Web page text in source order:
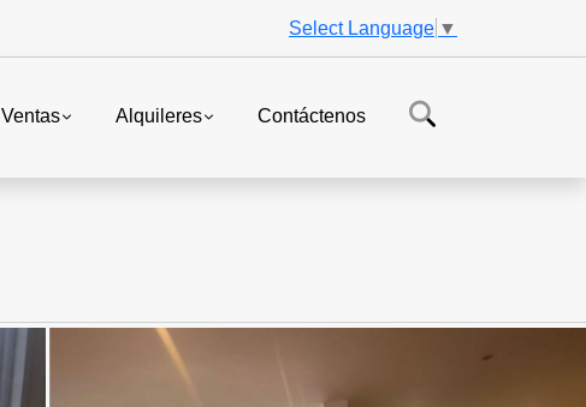
Select Language ▼
Ventas Alquileres Contáctenos